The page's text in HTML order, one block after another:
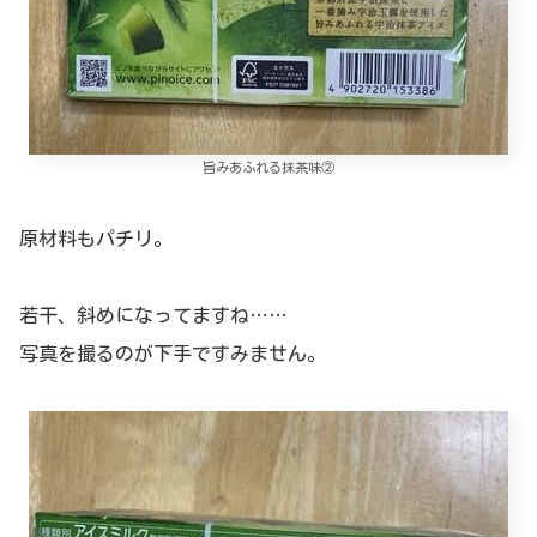
旨みあふれる抹茶味②
原材料もパチリ。
若干、斜めになってますね……
写真を撮るのが下手ですみません。